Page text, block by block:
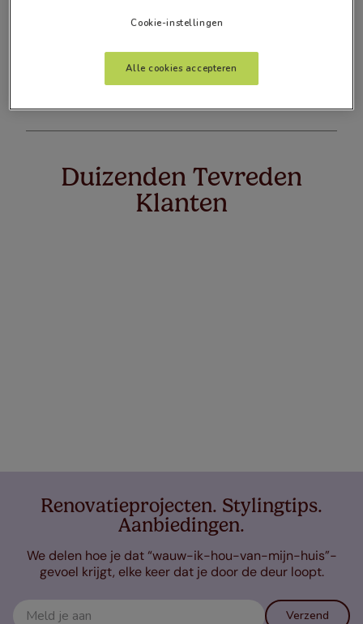
Duizenden Tevreden
Klanten
Renovatieprojecten. Stylingtips.
Aanbiedingen.
We delen hoe je dat “wauw-ik-hou-van-mijn-huis”-
gevoel krijgt, elke keer dat je door de deur loopt.
Verzend
Cookie-instellingen
Alle cookies accepteren